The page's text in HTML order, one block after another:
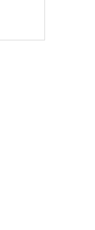
交
交